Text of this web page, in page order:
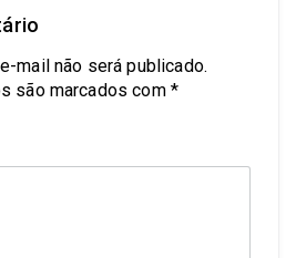
mail não será publicado.
são marcados com *